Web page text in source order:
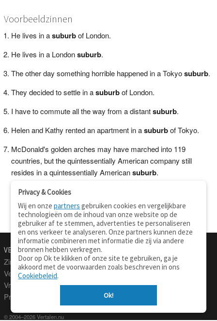
Voorbeeldzinnen
He lives in asuburbof London.
He lives in a Londonsuburb.
The other day something horrible happened in a Tokyosuburb.
They decided to settle in asuburbof London.
I have to commute all the way from a distantsuburb.
Helen and Kathy rented an apartment in asuburbof Tokyo.
McDonald's golden arches may have marched into 119
countries, but the quintessentially American company still
resides in a quintessentially Americansuburb.
VERTALEN.NU
Zinnen vertalen
Verklarend woordenboek
Vraagbaak
Professionele vertaling
© 2004–2026 Vertalen.nu
Over deze site
Privacy
Privacy & Cookies
Wij en onzepartners gebruiken cookies en vergelijkbare
technologieën om de inhoud van onze website op de
gebruiker af te stemmen, advertenties te personaliseren
en ons verkeer te analyseren. Onze partners kunnen deze
informatie combineren met informatie die zij via andere
bronnen hebben verkregen.
Door op Ok te klikken of onze site te gebruiken, ga je
akkoord met de voorwaarden zoals beschreven in ons
Cookiebeleid.
Ok!